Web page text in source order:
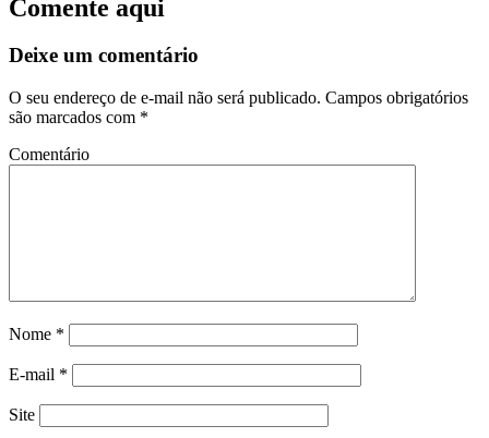
Comente aqui
Deixe um comentário
O seu endereço de e-mail não será publicado. Campos obrigatórios
são marcados com *
Comentário
Nome *
E-mail *
Site